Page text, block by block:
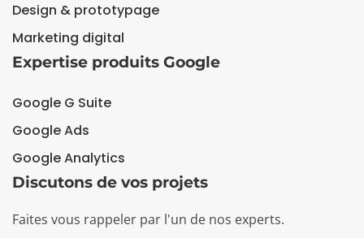
Design & prototypage
Marketing digital
Expertise produits Google
Google G Suite
Google Ads
Google Analytics
Discutons de vos projets
Faites vous rappeler par l'un de nos experts.